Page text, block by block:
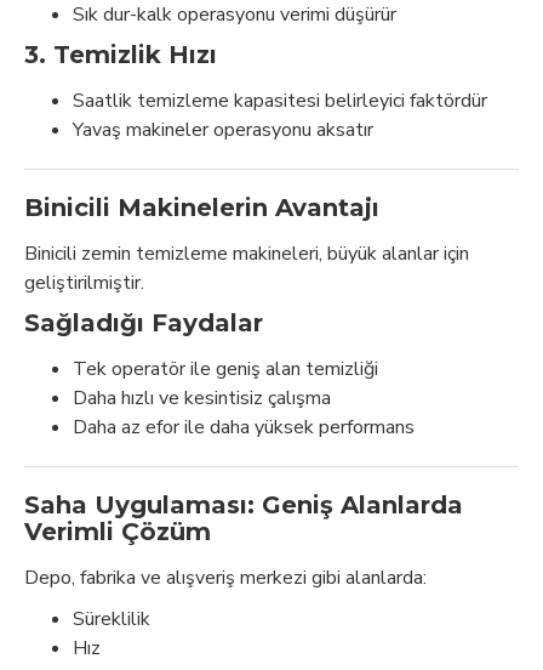
Sık dur-kalk operasyonu verimi düşürür
3. Temizlik Hızı
Saatlik temizleme kapasitesi belirleyici faktördür
Yavaş makineler operasyonu aksatır
Binicili Makinelerin Avantajı
Binicili zemin temizleme makineleri, büyük alanlar için
geliştirilmiştir.
Sağladığı Faydalar
Tek operatör ile geniş alan temizliği
Daha hızlı ve kesintisiz çalışma
Daha az efor ile daha yüksek performans
Saha Uygulaması: Geniş Alanlarda
Verimli Çözüm
Depo, fabrika ve alışveriş merkezi gibi alanlarda:
Süreklilik
Hız